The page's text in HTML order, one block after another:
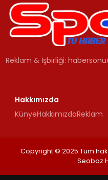
Reklam & İşbirliği:
Hakkımızda
KünyeHakkımızdaReklam
Copyright © 2025 Tüm
Seobaz